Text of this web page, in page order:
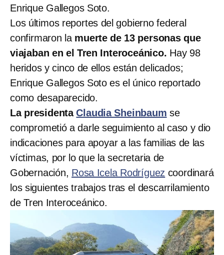
Enrique Gallegos Soto.
Los últimos reportes del gobierno federal
confirmaron la muerte de 13 personas que
viajaban en el Tren Interoceánico. Hay 98
heridos y cinco de ellos están delicados;
Enrique Gallegos Soto es el único reportado
como desaparecido.
La presidentaClaudia Sheinbaum se
comprometió a darle seguimiento al caso y dio
indicaciones para apoyar a las familias de las
víctimas, por lo que la secretaria de
Gobernación, Rosa Icela Rodríguez coordinará
los siguientes trabajos tras el descarrilamiento
de Tren Interoceánico.